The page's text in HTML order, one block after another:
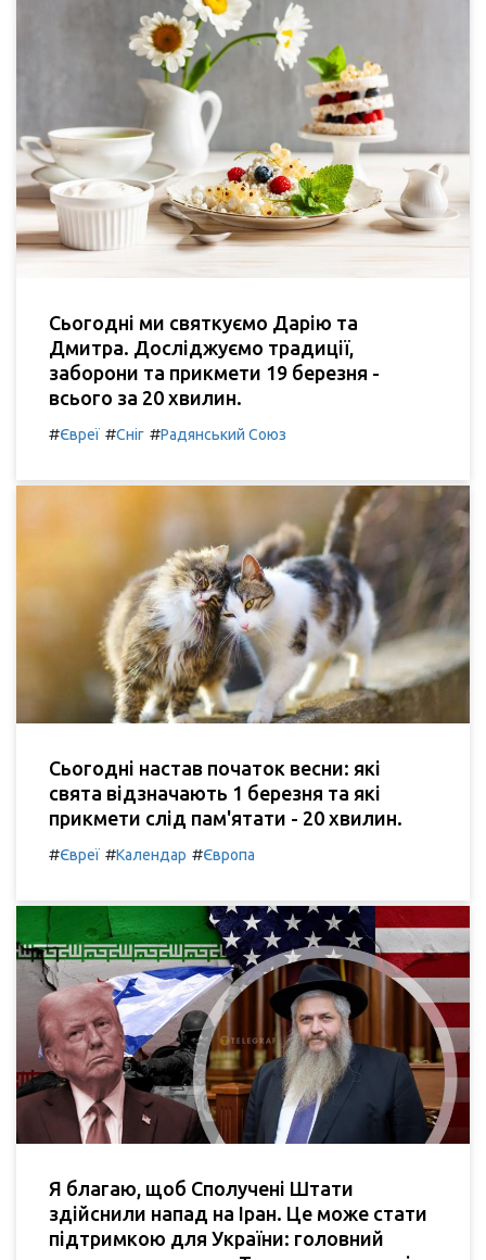
Сьогодні ми святкуємо Дарію та
Дмитра. Досліджуємо традиції,
заборони та прикмети 19 березня -
всього за 20 хвилин.
#Євреї #Сніг #Радянський Союз
Сьогодні настав початок весни: які
свята відзначають 1 березня та які
прикмети слід пам'ятати - 20 хвилин.
#Євреї #Календар #Європа
Я благаю, щоб Сполучені Штати
здійснили напад на Іран. Це може стати
підтримкою для України: головний